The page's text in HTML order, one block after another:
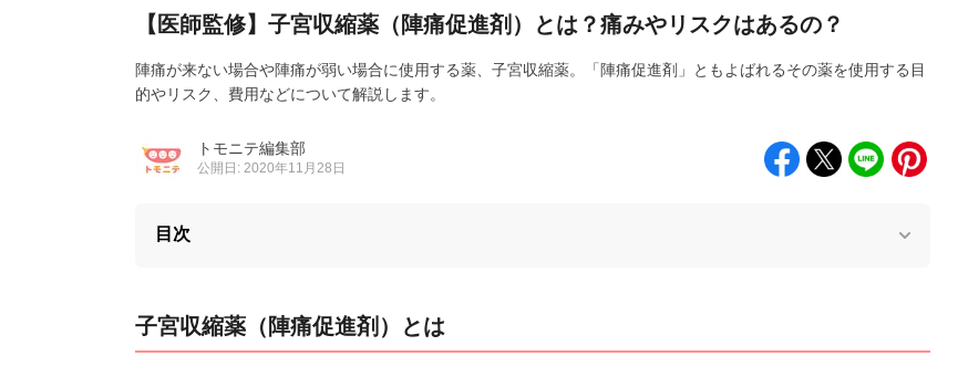
【医師監修】子宮収縮薬（陣痛促進剤）とは？痛みやリスクはあるの？
陣痛が来ない場合や陣痛が弱い場合に使用する薬、子宮収縮薬。「陣痛促進剤」ともよばれるその薬を使用する目
的やリスク、費用などについて解説します。
トモニテ編集部
公開日: 2020年11月28日
目次
子宮収縮薬（陣痛促進剤）とは